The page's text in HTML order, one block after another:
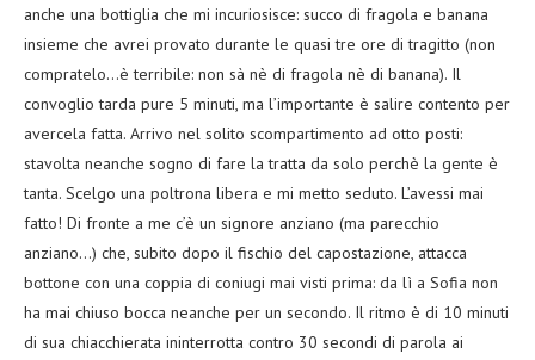
anche una bottiglia che mi incuriosisce: succo di fragola e banana
insieme che avrei provato durante le quasi tre ore di tragitto (non
compratelo…è terribile: non sà nè di fragola nè di banana). Il
convoglio tarda pure 5 minuti, ma l’importante è salire contento per
avercela fatta. Arrivo nel solito scompartimento ad otto posti:
stavolta neanche sogno di fare la tratta da solo perchè la gente è
tanta. Scelgo una poltrona libera e mi metto seduto. L’avessi mai
fatto! Di fronte a me c’è un signore anziano (ma parecchio
anziano…) che, subito dopo il fischio del capostazione, attacca
bottone con una coppia di coniugi mai visti prima: da lì a Sofia non
ha mai chiuso bocca neanche per un secondo. Il ritmo è di 10 minuti
di sua chiacchierata ininterrotta contro 30 secondi di parola ai